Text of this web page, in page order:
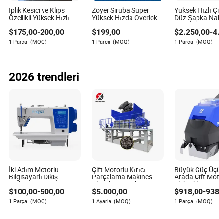
Endüstrisine Hizmeti
Yatak dikiş makinelerinin birincil uygulaması mobilya ve
yatak endüstrilerindedir. Ancak, bu makinelerin çok
yönlülüğü, ağır hizmet çantaları, araçlar ve tekneler için
mobilya atölyesinden bir hikaye, bu makinelerin
uygulamasını iyi bir şekilde anlatıyor - burada, makineler
kullanılıyor ve her parçanın müşterilerinin bireysel
ihtiyaçlarını karşılamasını sağlayarak müşteri
memnuniyetini ve sadakatini artırıyor.
Sonuç
malzemeleri hassasiyet ve verimlilikle ele almak için eşsiz
yetenekler sunarak vazgeçilmezdir. Özelliklerini,
avantajlarını ve bakım gereksinimlerini anlayarak, döşeme
işinizin üretken kalmasını ve sürekli olarak yüksek kaliteli
ürünler sunmasını sağlayabilirsiniz. Doğru makineye
İplik Kesici ve Klips
Özellikli Yüksek Hızlı
Endüstriyel Dikiş
Makinesi Tekstil
Makinesi
$175,00-200,00
1 Parça (MOQ)
Zoyer Siruba Süper
Yüksek Hızda Overlok
Dikiş Makinesi
$199,00
1 Parça (MOQ)
Yüksek Hızlı
Düz Şapka
Bilgisayarlı
Makinesi
$2.250,00-
1 Parça (MOQ)
2026 trendleri
İki Adım Motorlu
Bilgisayarlı Dikiş
Makinesi
$100,00-500,00
1 Parça (MOQ)
Çift Motorlu Kırıcı
Parçalama Makinesi
Plastik, Kauçuk
Lastikler ve Ahşap
Kirişler için Geri
Dönüşüm
$5.000,00
1 Ayarla (MOQ)
Büyük Güç
Arada Çift
Elektrikli
Temizleme
Islak ve Kuru
$918,00-
1 Parça (MOQ)